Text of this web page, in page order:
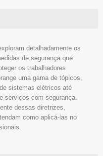
detalhadamente os
de segurança que
os trabalhadores
uma gama de tópicos,
sistemas elétricos até
serviços com segurança.
dessas diretrizes,
como aplicá-las no